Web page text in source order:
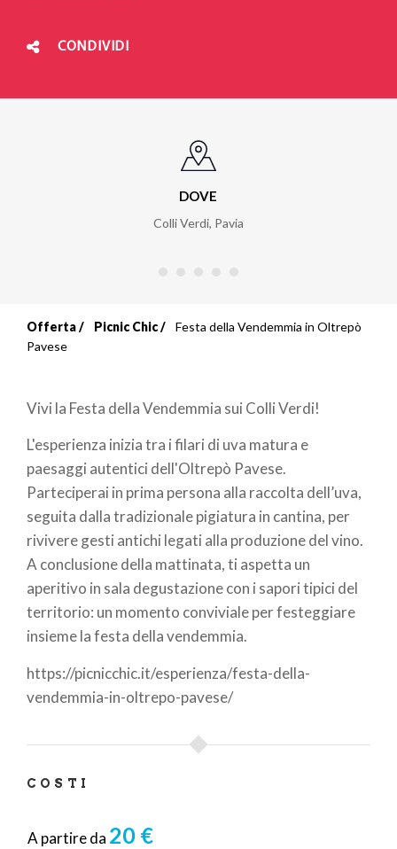
CONDIVIDI
DOVE
Colli Verdi, Pavia
Briciole
pane
Offerta Picnic Chic
Festa della Vendemmia in Oltrepò
Pavese
Vivi la Festa della Vendemmia sui Colli Verdi!
L'esperienza inizia tra i filari di uva matura e
paesaggi autentici dell'Oltrepò Pavese.
Parteciperai in prima persona alla raccolta dell’uva,
seguita dalla tradizionale pigiatura in cantina, per
rivivere gesti antichi legati alla produzione del vino.
A conclusione della mattinata, ti aspetta un
aperitivo in sala degustazione con i sapori tipici del
territorio: un momento conviviale per festeggiare
insieme la festa della vendemmia.
https://picnicchic.it/esperienza/festa-della-
vendemmia-in-oltrepo-pavese/
COSTI
A partire da 20 €